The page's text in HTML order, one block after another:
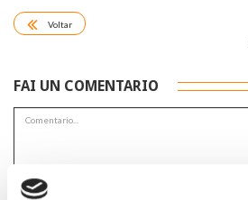
Voltar
FAI UN COMENTARIO